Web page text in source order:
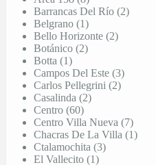
Barrancas Del Río (2)
Belgrano (1)
Bello Horizonte (2)
Botánico (2)
Botta (1)
Campos Del Este (3)
Carlos Pellegrini (2)
Casalinda (2)
Centro (60)
Centro Villa Nueva (7)
Chacras De La Villa (1)
Ctalamochita (3)
El Vallecito (1)